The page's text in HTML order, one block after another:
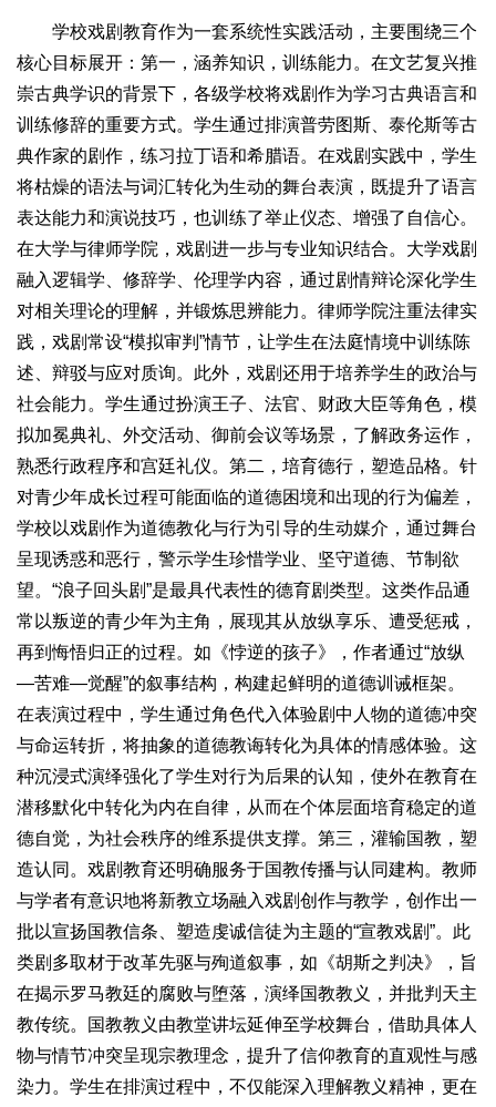
学校戏剧教育作为一套系统性实践活动，主要围绕三个
核心目标展开：第一，涵养知识，训练能力。在文艺复兴推
崇古典学识的背景下，各级学校将戏剧作为学习古典语言和
训练修辞的重要方式。学生通过排演普劳图斯、泰伦斯等古
典作家的剧作，练习拉丁语和希腊语。在戏剧实践中，学生
将枯燥的语法与词汇转化为生动的舞台表演，既提升了语言
表达能力和演说技巧，也训练了举止仪态、增强了自信心。
在大学与律师学院，戏剧进一步与专业知识结合。大学戏剧
融入逻辑学、修辞学、伦理学内容，通过剧情辩论深化学生
对相关理论的理解，并锻炼思辨能力。律师学院注重法律实
践，戏剧常设“模拟审判”情节，让学生在法庭情境中训练陈
述、辩驳与应对质询。此外，戏剧还用于培养学生的政治与
社会能力。学生通过扮演王子、法官、财政大臣等角色，模
拟加冕典礼、外交活动、御前会议等场景，了解政务运作，
熟悉行政程序和宫廷礼仪。第二，培育德行，塑造品格。针
对青少年成长过程可能面临的道德困境和出现的行为偏差，
学校以戏剧作为道德教化与行为引导的生动媒介，通过舞台
呈现诱惑和恶行，警示学生珍惜学业、坚守道德、节制欲
望。“浪子回头剧”是最具代表性的德育剧类型。这类作品通
常以叛逆的青少年为主角，展现其从放纵享乐、遭受惩戒，
再到悔悟归正的过程。如《悖逆的孩子》，作者通过“放纵
—苦难—觉醒”的叙事结构，构建起鲜明的道德训诫框架。
在表演过程中，学生通过角色代入体验剧中人物的道德冲突
与命运转折，将抽象的道德教诲转化为具体的情感体验。这
种沉浸式演绎强化了学生对行为后果的认知，使外在教育在
潜移默化中转化为内在自律，从而在个体层面培育稳定的道
德自觉，为社会秩序的维系提供支撑。第三，灌输国教，塑
造认同。戏剧教育还明确服务于国教传播与认同建构。教师
与学者有意识地将新教立场融入戏剧创作与教学，创作出一
批以宣扬国教信条、塑造虔诚信徒为主题的“宣教戏剧”。此
类剧多取材于改革先驱与殉道叙事，如《胡斯之判决》，旨
在揭示罗马教廷的腐败与堕落，演绎国教教义，并批判天主
教传统。国教教义由教堂讲坛延伸至学校舞台，借助具体人
物与情节冲突呈现宗教理念，提升了信仰教育的直观性与感
染力。学生在排演过程中，不仅能深入理解教义精神，更在